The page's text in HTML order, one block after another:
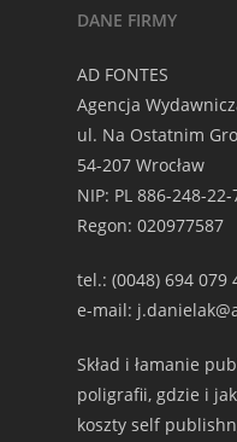
DANE FIRMY
AD FONTES
Agencja
ul. Na Ostatnim
54-207 Wrocław
NIP: PL 886-248-22-
Regon: 020977587
tel.: (0048) 694 079
e-mail:
Skład i łamanie
poligrafii, gdzie i
koszty self